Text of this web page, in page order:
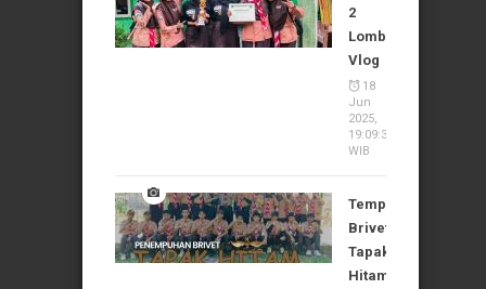
2
Lomba
Vlog
18
Jun
2025,
19:09:37
WIB
Tempuh
Brivet
Tapak
Hitam